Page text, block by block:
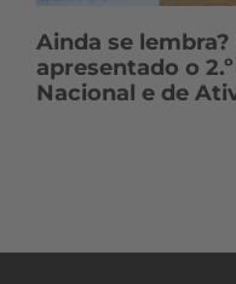
Ainda se lembra?
apresentado o
Nacional e de